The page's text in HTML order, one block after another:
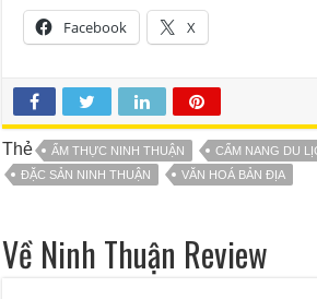
Facebook X
Thẻ ẨM THỰC NINH THUẬN
CẨM NANG DU
ĐẶC SẢN NINH THUẬN
VĂN HOÁ BẢN ĐỊA
Về Ninh Thuận Review